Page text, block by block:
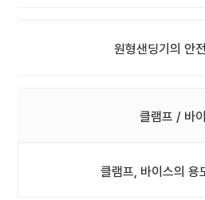
원형샌딩기의 안
클램프 / 바
클램프, 바이스의 용